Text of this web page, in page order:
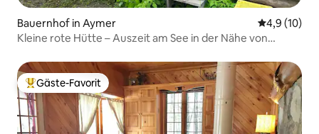
Bauernhof in Aymer
4,9 (10)
Kleine rote Hütte – Auszeit am See in der Nähe von
Beliebter Gäste-Favorit.
Gäste-Favorit